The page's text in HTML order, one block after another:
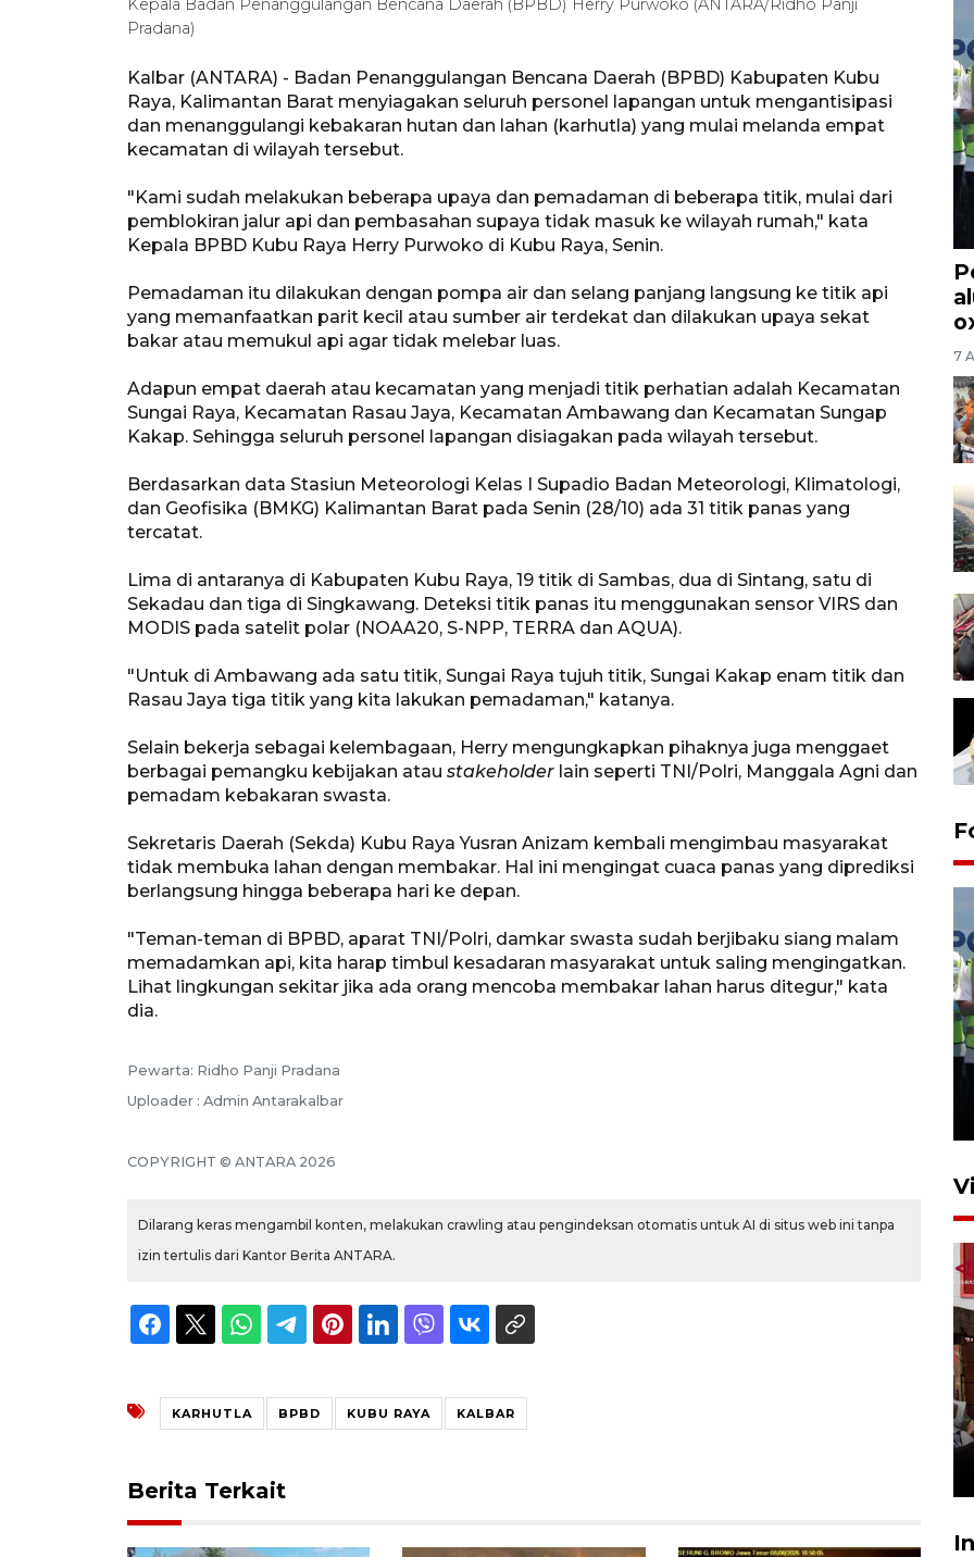
Kepala Badan Penanggulangan Bencana Daerah (BPBD) Herry Purwoko (ANTARA/Ridho Panji
Pradana)
Kalbar (ANTARA) - Badan Penanggulangan Bencana Daerah (BPBD) Kabupaten Kubu
Raya, Kalimantan Barat menyiagakan seluruh personel lapangan untuk mengantisipasi
dan menanggulangi kebakaran hutan dan lahan (karhutla) yang mulai melanda empat
kecamatan di wilayah tersebut.
"Kami sudah melakukan beberapa upaya dan pemadaman di beberapa titik, mulai dari
pemblokiran jalur api dan pembasahan supaya tidak masuk ke wilayah rumah," kata
Kepala BPBD Kubu Raya Herry Purwoko di Kubu Raya, Senin.
Pemadaman itu dilakukan dengan pompa air dan selang panjang langsung ke titik api
yang memanfaatkan parit kecil atau sumber air terdekat dan dilakukan upaya sekat
bakar atau memukul api agar tidak melebar luas.
Adapun empat daerah atau kecamatan yang menjadi titik perhatian adalah Kecamatan
Sungai Raya, Kecamatan Rasau Jaya, Kecamatan Ambawang dan Kecamatan Sungap
Kakap. Sehingga seluruh personel lapangan disiagakan pada wilayah tersebut.
Berdasarkan data Stasiun Meteorologi Kelas I Supadio Badan Meteorologi, Klimatologi,
dan Geofisika (BMKG) Kalimantan Barat pada Senin (28/10) ada 31 titik panas yang
tercatat.
Lima di antaranya di Kabupaten Kubu Raya, 19 titik di Sambas, dua di Sintang, satu di
Sekadau dan tiga di Singkawang. Deteksi titik panas itu menggunakan sensor VIRS dan
MODIS pada satelit polar (NOAA20, S-NPP, TERRA dan AQUA).
"Untuk di Ambawang ada satu titik, Sungai Raya tujuh titik, Sungai Kakap enam titik dan
Rasau Jaya tiga titik yang kita lakukan pemadaman," katanya.
Selain bekerja sebagai kelembagaan, Herry mengungkapkan pihaknya juga menggaet
berbagai pemangku kebijakan atau stakeholder lain seperti TNI/Polri, Manggala Agni dan
pemadam kebakaran swasta.
Sekretaris Daerah (Sekda) Kubu Raya Yusran Anizam kembali mengimbau masyarakat
tidak membuka lahan dengan membakar. Hal ini mengingat cuaca panas yang diprediksi
berlangsung hingga beberapa hari ke depan.
"Teman-teman di BPBD, aparat TNI/Polri, damkar swasta sudah berjibaku siang malam
memadamkan api, kita harap timbul kesadaran masyarakat untuk saling mengingatkan.
Lihat lingkungan sekitar jika ada orang mencoba membakar lahan harus ditegur," kata
dia.
Pewarta: Ridho Panji Pradana
Uploader : Admin Antarakalbar
COPYRIGHT © ANTARA 2026
Dilarang keras mengambil konten, melakukan crawling atau pengindeksan otomatis untuk AI di situs web ini tanpa
izin tertulis dari Kantor Berita ANTARA.
KARHUTLA BPBD KUBU RAYA KALBAR
Berita Terkait
7